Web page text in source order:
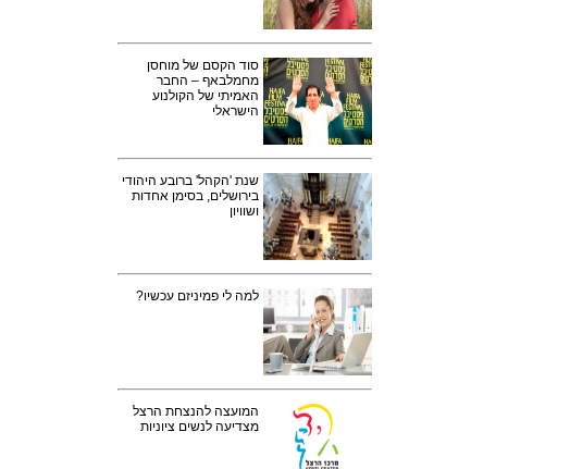
סוד הקסם של מוחסן
מחמלבאף – החבר
האמיתי של הקולנוע
הישראלי
שנת 'הקהל' ברובע היהודי
בירושלים, בסימן אחדות
ושוויון
למה לי פמיניזם עכשיו?
המועצה להנצחת הרצל
מצדיעה לנשים ציוניות